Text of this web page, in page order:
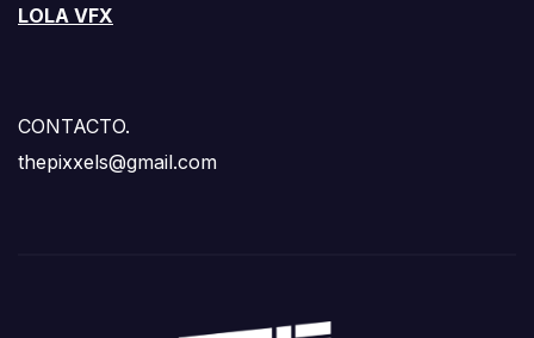
LOLA VFX
CONTACTO.
thepixxels@gmail.com